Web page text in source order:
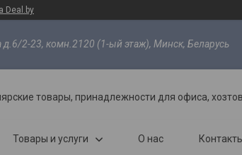
Deal.by
д.6/2-23, комн.2120 (1-ый этаж), Минск, Беларусь
товары, принадлежности для офиса,
Товары и услуги О нас